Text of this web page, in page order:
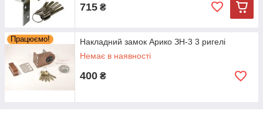
715 ₴
Працюємо!
Накладний замок Арико ЗН-3 3 ригелі
Немає в наявності
400 ₴